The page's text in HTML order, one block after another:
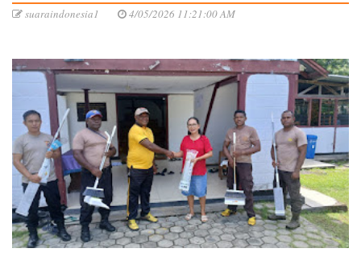
suaraindonesia1 4/05/2026 11:21:00 AM